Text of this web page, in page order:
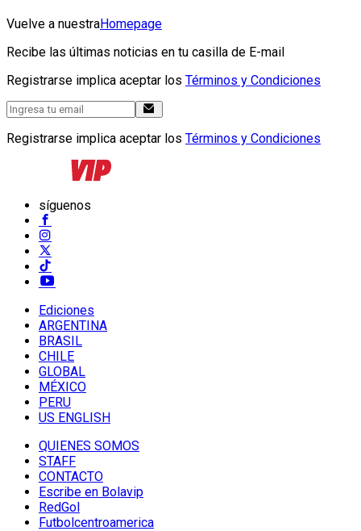
Vuelve a nuestraHomepage
Recibe las últimas noticias en tu casilla de E-mail
Registrarse implica aceptar los Términos y Condiciones
Registrarse implica aceptar los Términos y Condiciones
síguenos
Ediciones
ARGENTINA
BRASIL
CHILE
GLOBAL
MÉXICO
PERU
US ENGLISH
QUIENES SOMOS
STAFF
CONTACTO
Escribe en Bolavip
RedGol
Futbolcentroamerica